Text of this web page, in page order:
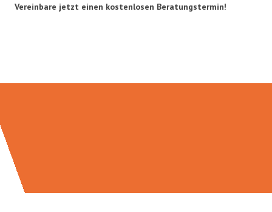
Vereinbare jetzt einen kostenlosen Beratungstermin!